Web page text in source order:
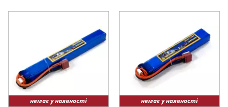
немає у наявності
немає у наявності